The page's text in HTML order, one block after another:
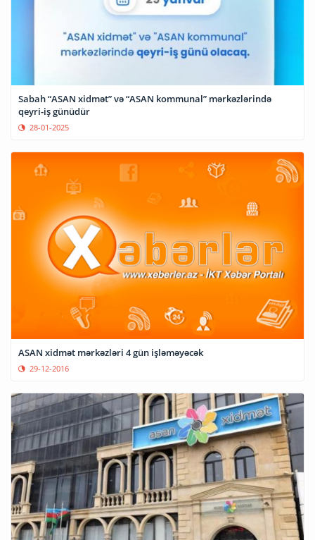
Sabah “ASAN xidmət” və “ASAN kommunal” mərkəzlərində
qeyri-iş günüdür
28-01-2025
ASAN xidmət mərkəzləri 4 gün işləməyəcək
29-12-2016